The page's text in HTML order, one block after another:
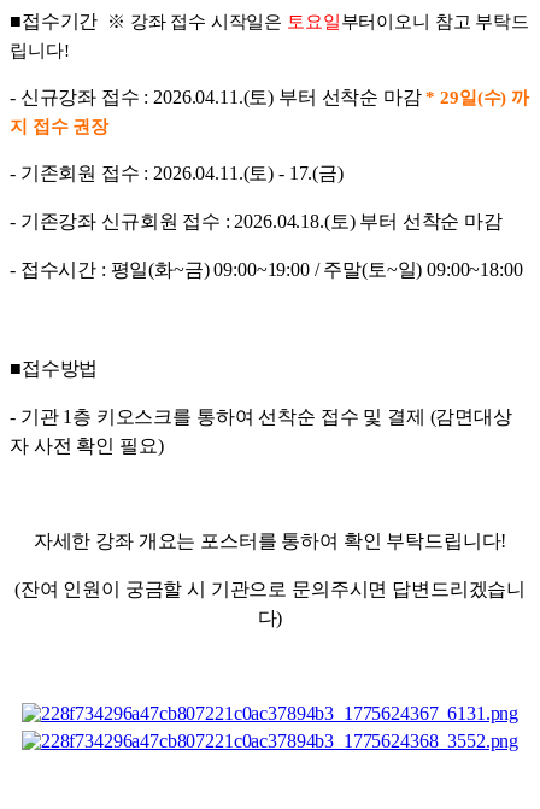
■접수기간 ※ 강좌 접수 시작일은 토요일부터이오니 참고 부탁드
립니다!
- 신규강좌 접수 : 2026.04.11.(토) 부터 선착순 마감*29일(수) 까
지 접수 권장
- 기존회원 접수 : 2026.04.11.(토) - 17.(금)
- 기존강좌 신규회원 접수 : 2026.04.18.(토) 부터 선착순 마감
- 접수시간 : 평일(화~금) 09:00~19:00 / 주말(토~일) 09:00~18:00
■접수방법
- 기관 1층 키오스크를 통하여 선착순 접수 및 결제 (감면대상
자 사전 확인 필요)
자세한 강좌 개요는 포스터를 통하여 확인 부탁드립니다!
(잔여 인원이 궁금할 시 기관으로 문의주시면 답변드리겠습니
다)